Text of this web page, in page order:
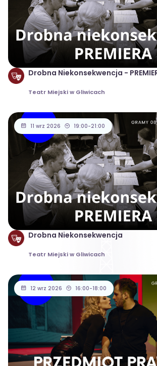
Drobna Niekonsekwencja -
Teatr Miejski w Gliwicach
11 wrz 2026 19:00-21:00
Drobna Niekonsekwencja
Teatr Miejski w Gliwicach
12 wrz 2026 16:00-18:00